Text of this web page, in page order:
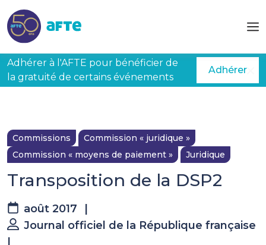
Adhérer à l'AFTE pour bénéficier de
la gratuité de certains événements
Adhérer
Commissions
Commission « juridique »
Commission « moyens de paiement »
Juridique
Transposition de la DSP2
août 2017
Journal officiel de la République française
La suite est réservée aux